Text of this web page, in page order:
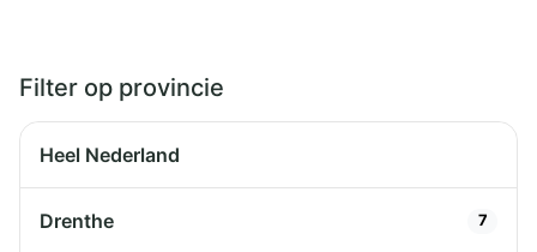
Filter op provincie
Heel Nederland
Drenthe 7